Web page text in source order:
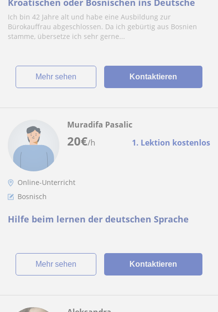
Kroatischen oder Bosnischen ins Deutsche
Ich bin 42 Jahre alt und habe eine Ausbildung zur
Bürokauffrau abgeschlossen. Da ich gebürtig aus Bosnien
stamme, übersetze ich sehr gerne...
Mehr sehen Kontaktieren
20€/h 1. Lektion kostenlos
Muradifa Pasalic
Online-Unterricht
Bosnisch
Hilfe beim lernen der deutschen Sprache
Mehr sehen Kontaktieren